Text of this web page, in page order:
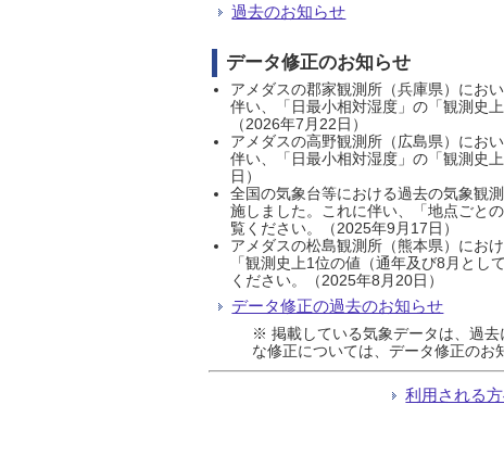
過去のお知らせ
データ修正のお知らせ
アメダスの郡家観測所（兵庫県）にお
伴い、「日最小相対湿度」の「観測史
（2026年7月22日）
アメダスの高野観測所（広島県）にお
伴い、「日最小相対湿度」の「観測史
日）
全国の気象台等における過去の気象観
施しました。これに伴い、「地点ごと
覧ください。（2025年9月17日）
アメダスの松島観測所（熊本県）にお
「観測史上1位の値（通年及び8月と
ください。（2025年8月20日）
データ修正の過去のお知らせ
※ 掲載している気象データは、過
な修正については、データ修正のお
利用される